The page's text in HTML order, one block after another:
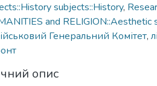
subjects::History,
and RELIGION::Aesthetic
Генеральний Комітет,
опис